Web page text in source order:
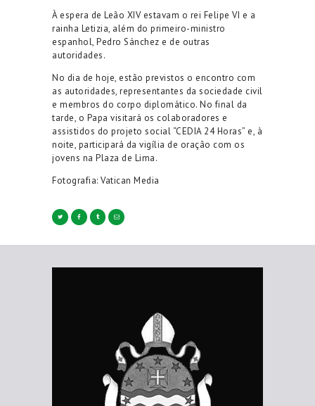
À espera de Leão XIV estavam o rei Felipe VI e a
rainha Letizia, além do primeiro-ministro
espanhol, Pedro Sánchez e de outras
autoridades.
No dia de hoje, estão previstos o encontro com
as autoridades, representantes da sociedade civil
e membros do corpo diplomático. No final da
tarde, o Papa visitará os colaboradores e
assistidos do projeto social “CEDIA 24 Horas” e, à
noite, participará da vigília de oração com os
jovens na Plaza de Lima.
Fotografia: Vatican Media